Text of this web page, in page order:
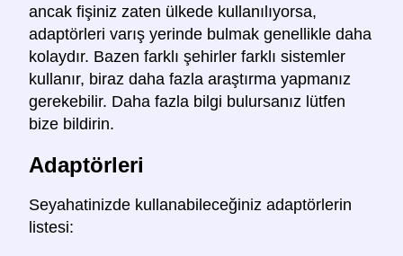
ancak fişiniz zaten ülkede kullanılıyorsa,
adaptörleri varış yerinde bulmak genellikle daha
kolaydır. Bazen farklı şehirler farklı sistemler
kullanır, biraz daha fazla araştırma yapmanız
gerekebilir. Daha fazla bilgi bulursanız lütfen
bize bildirin.
Adaptörleri
Seyahatinizde kullanabileceğiniz adaptörlerin
listesi: